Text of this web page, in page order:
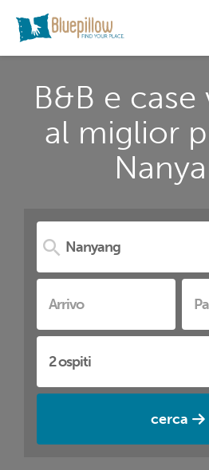
B&B e case
al miglior
cerca